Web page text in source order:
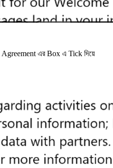
Agreement এর Box এ Tick দিয়ে